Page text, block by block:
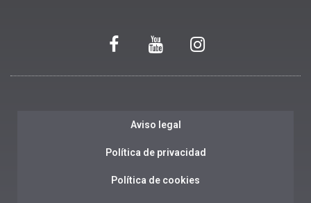
Aviso legal
Política de privacidad
Política de cookies